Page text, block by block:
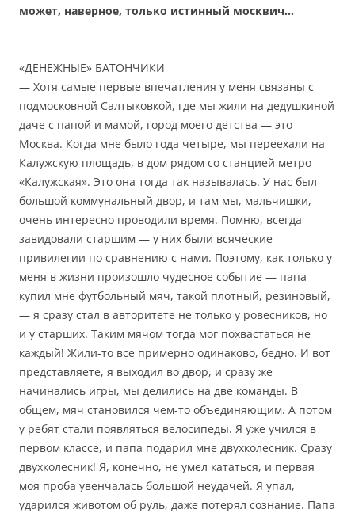
может, наверное, только истинный москвич…
«ДЕНЕЖНЫЕ» БАТОНЧИКИ
— Хотя самые первые впечатления у меня связаны с
подмосковной Салтыковкой, где мы жили на дедушкиной
даче с папой и мамой, город моего детства — это
Москва. Когда мне было года четыре, мы переехали на
Калужскую площадь, в дом рядом со станцией метро
«Калужская». Это она тогда так называлась. У нас был
большой коммунальный двор, и там мы, мальчишки,
очень интересно проводили время. Помню, всегда
завидовали старшим — у них были всяческие
привилегии по сравнению с нами. Поэтому, как только у
меня в жизни произошло чудесное событие — папа
купил мне футбольный мяч, такой плотный, резиновый,
— я сразу стал в авторитете не только у ровесников, но
и у старших. Таким мячом тогда мог похвастаться не
каждый! Жили-то все примерно одинаково, бедно. И вот
представляете, я выходил во двор, и сразу же
начинались игры, мы делились на две команды. В
общем, мяч становился чем-то объединяющим. А потом
у ребят стали появляться велосипеды. Я уже учился в
первом классе, и папа подарил мне двухколесник. Сразу
двухколесник! Я, конечно, не умел кататься, и первая
моя проба увенчалась большой неудачей. Я упал,
ударился животом об руль, даже потерял сознание. Папа